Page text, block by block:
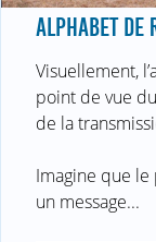
ALPHABET DE
Visuellement,
point de vue
de la
Imagine que le
un message...